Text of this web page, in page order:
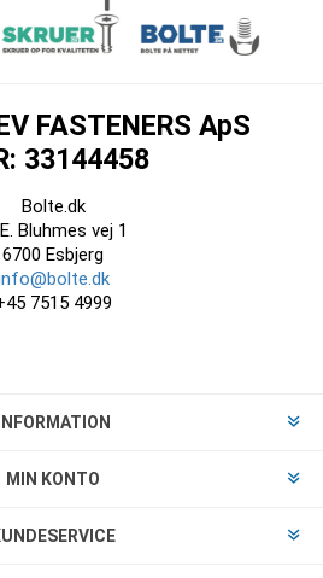
FASTENERS ApS
33144458
Bolte.dk
Bluhmes vej 1
6700 Esbjerg
7515 4999
INFORMATION
MIN KONTO